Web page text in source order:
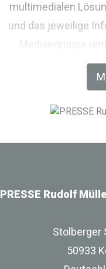
multimedialen
und das jeweilige
Mediengruppe
Fachverlag RM
World MUNICH eine
PRESSE Rudolf
Stolberger
50933